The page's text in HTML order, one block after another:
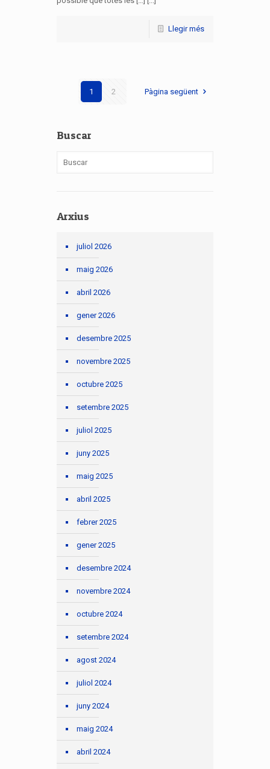
Llegir més
1 2 Pàgina següent
Buscar
Arxius
juliol 2026
maig 2026
abril 2026
gener 2026
desembre 2025
novembre 2025
octubre 2025
setembre 2025
juliol 2025
juny 2025
maig 2025
abril 2025
febrer 2025
gener 2025
desembre 2024
novembre 2024
octubre 2024
setembre 2024
agost 2024
juliol 2024
juny 2024
maig 2024
abril 2024